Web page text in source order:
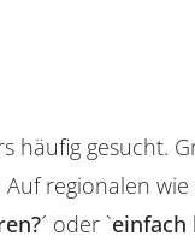
häufig gesucht.
regionalen
´ oder `einfach